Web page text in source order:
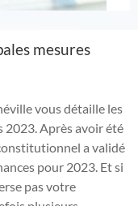
mesures
vous détaille les
2023. Après avoir été
a validé
pour 2023. Et si
pas votre